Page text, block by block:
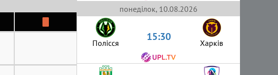
понеділок, 10.08.2026
Полісся 15:30 Харків